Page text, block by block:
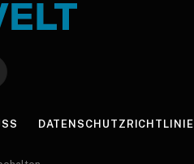
DATENSCHUTZRICHTLINIE